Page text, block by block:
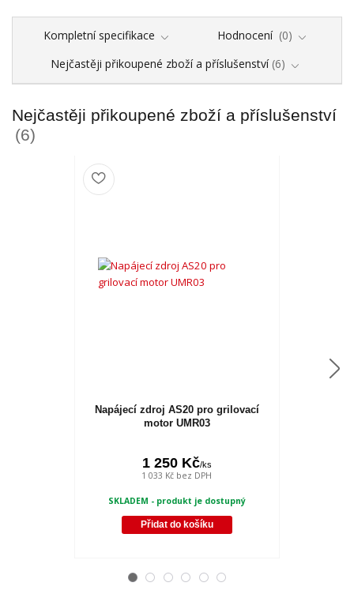
Kompletní specifikace Hodnocení
0
Nejčastěji přikoupené zboží a příslušenství 6
Nejčastěji přikoupené zboží a příslušenství
6
Napájecí zdroj AS20 pro grilovací
motor UMR03
1 250 Kč/ks
1 033 Kč bez DPH
SKLADEM - produkt je dostupný
Přidat do košíku